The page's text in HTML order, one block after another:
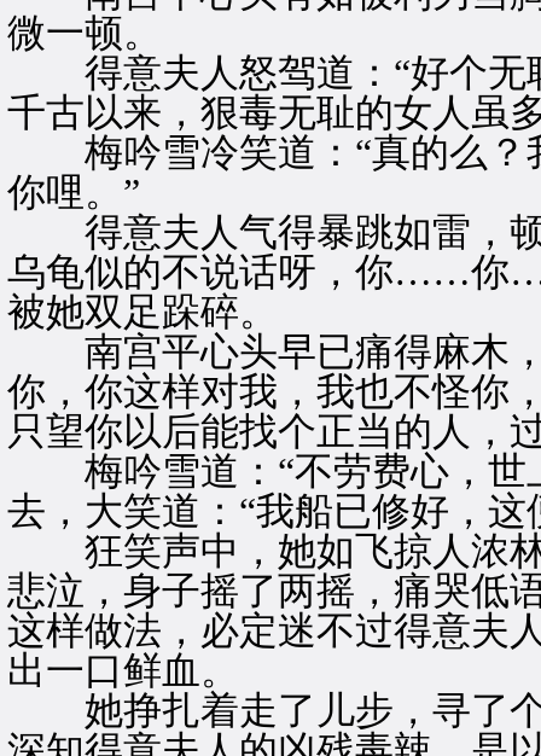
微一顿。
得意夫人怒驾道：“好个无
千古以来，狠毒无耻的女人虽
梅吟雪冷笑道：“真的么？
你哩。”
得意夫人气得暴跳如雷，顿
乌龟似的不说话呀，你……你
被她双足跺碎。
南宫平心头早已痛得麻木，
你，你这样对我，我也不怪你
只望你以后能找个正当的人
梅吟雪道：“不劳费心，世
去，大笑道：“我船已修好，这
狂笑声中，她如飞掠人浓林
悲泣，身子摇了两摇，痛哭低
这样做法，必定迷不过得意
出一口鲜血。
她挣扎着走了儿步，寻了个